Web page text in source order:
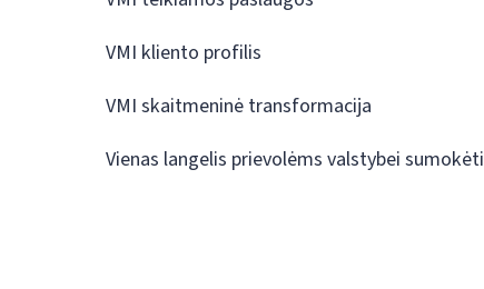
VMI kliento profilis
VMI skaitmeninė transformacija
Vienas langelis prievolėms valstybei sumokėti